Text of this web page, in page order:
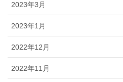
2023年3月
2023年1月
2022年12月
2022年11月